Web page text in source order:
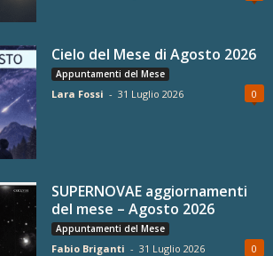
Cielo del Mese di Agosto 2026
Appuntamenti del Mese
Lara Fossi - 31 Luglio 2026 0
SUPERNOVAE aggiornamenti
del mese – Agosto 2026
Appuntamenti del Mese
Fabio Briganti - 31 Luglio 2026 0